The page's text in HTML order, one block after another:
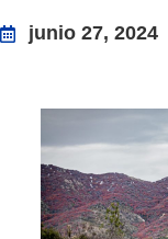
junio 27, 2024